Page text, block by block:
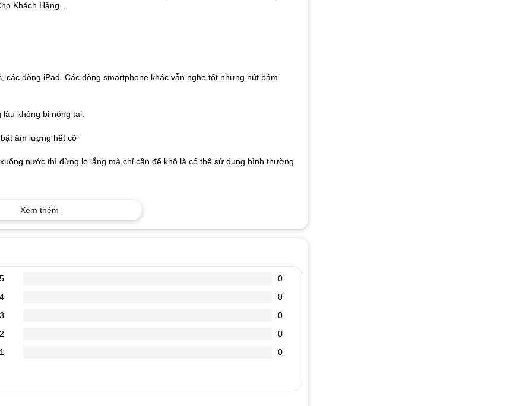
Khách Hàng .
các dòng iPad. Các dòng smartphone khác vẫn nghe tốt nhưng nút bấm
không bị nóng tai.
âm lượng hết cỡ
nước thì đừng lo lắng mà chỉ cần để khô là có thể sử dụng bình thường
cuộc gọi
tục, 2 lần để qua bài, 3 lần để nghe lại và quay lại bài cũ.
giọng nói Siri.
thay vì phải chạm vào màn hình cảm ứng.
Xem thêm
5
0
4
0
3
0
2
0
1
0